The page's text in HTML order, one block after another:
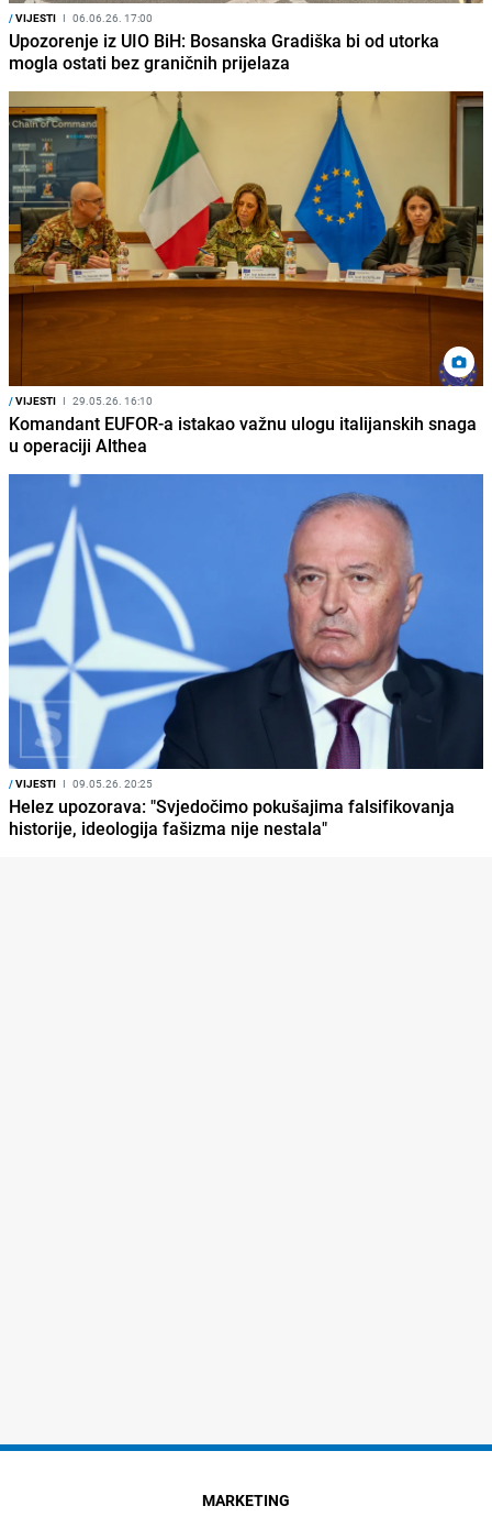
/VIJESTI I 06.06.26. 17:00
Upozorenje iz UIO BiH: Bosanska Gradiška bi od utorka
mogla ostati bez graničnih prijelaza
/VIJESTI I 29.05.26. 16:10
Komandant EUFOR-a istakao važnu ulogu italijanskih snaga
u operaciji Althea
/VIJESTI I 09.05.26. 20:25
Helez upozorava: "Svjedočimo pokušajima falsifikovanja
historije, ideologija fašizma nije nestala"
MARKETING